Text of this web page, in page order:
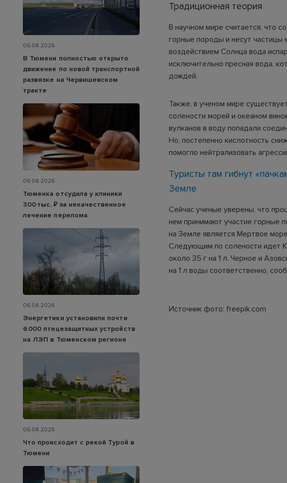
Традиционная теория
В научном мире считается, что
горные породы и несут
воздействием Солнца вода
исключительно пресная вода,
дождей.
Также, в ученом мире
солености морей и океаном
вулканов в воду попадали
Но, постепенно кислотность
помогло нейтрализовать
Туристы там гибнут
Земле
Сейчас ученые уверены, что
нем принимают участие
на Земле является Мертвое
Следующим по солености идет
около 35 г на 1 л. Черное и
на 1 л воды соответственно,
Источник фото: freepik.com
06.08.2026
В Тюмени полностью открыто
движение по новой транспортной
развязке на Червишевском
тракте
06.08.2026
Тюменка отсудила у клиники
300 тыс. ₽ за некачественное
лечение перелома
06.08.2026
Энергетики установили почти
6 000 птицезащитных устройств
на ЛЭП в Тюменском регионе
06.08.2026
Что происходит с рекой Турой в
Тюмени